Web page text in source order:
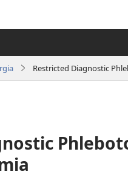
Restricted Diagnostic